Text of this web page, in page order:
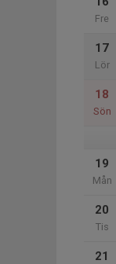
Fre
17
Lör
18
Sön
19
Mån
20
Tis
21